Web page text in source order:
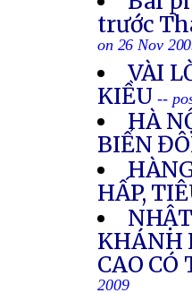
trước
on 26 Nov
VÀI
KIỀU--
HÀ
BIỂN
HẤP,
KHÁNH
CAO